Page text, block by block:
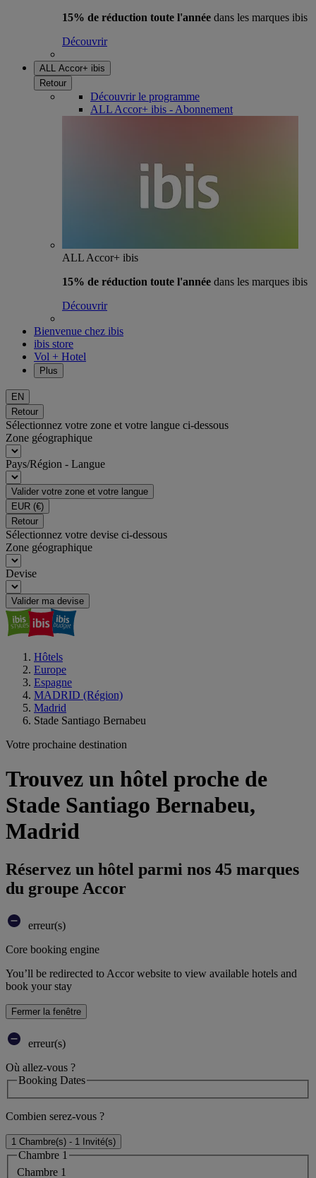
15% de réduction toute l'année dans les marques ibis
Découvrir
ALL Accor+ ibis
Retour
Découvrir le programme
ALL Accor+ ibis - Abonnement
ALL Accor+ ibis
15% de réduction toute l'année dans les marques ibis
Découvrir
Bienvenue chez ibis
ibis store
Vol + Hotel
Plus
EN
Retour
Sélectionnez votre zone et votre langue ci-dessous
Zone géographique
Pays/Région - Langue
Valider votre zone et votre langue
EUR (€)
Retour
Sélectionnez votre devise ci-dessous
Zone géographique
Devise
Valider ma devise
Hôtels
Europe
Espagne
MADRID (Région)
Madrid
Stade Santiago Bernabeu
Votre prochaine destination
Trouvez un hôtel proche de
Stade Santiago Bernabeu,
Madrid
Réservez un hôtel parmi nos 45 marques
du groupe Accor
erreur(s)
Core booking engine
You’ll be redirected to Accor website to view available hotels and
book your stay
Fermer la fenêtre
erreur(s)
Où allez-vous ?
Booking Dates
Combien serez-vous ?
1 Chambre(s) - 1 Invité(s)
Chambre 1
Chambre 1